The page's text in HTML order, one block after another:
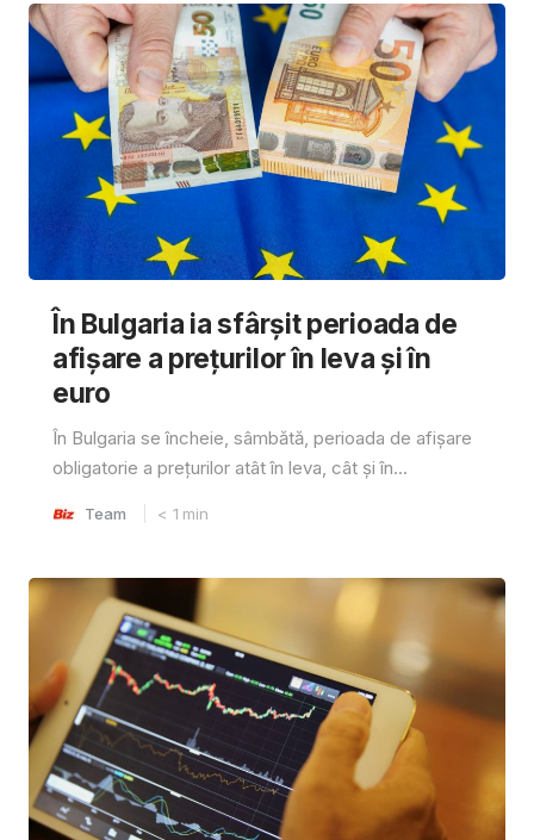
În Bulgaria ia sfârşit perioada de
afișare a prețurilor în ​​leva și în
euro
În Bulgaria se încheie, sâmbătă, perioada de afișare
obligatorie a prețurilor atât în ​​leva, cât și în...
Team < 1 min